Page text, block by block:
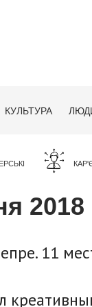
КУЛЬТУРА
2018
11